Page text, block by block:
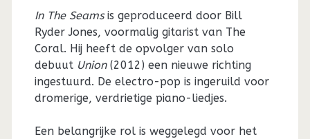
In The Seamsis geproduceerd door Bill
Ryder Jones, voormalig gitarist van The
Coral. Hij heeft de opvolger van solo
debuut Union(2012) een nieuwe richting
ingestuurd. De electro-pop is ingeruild voor
dromerige, verdrietige piano-liedjes.
Een belangrijke rol is weggelegd voor het